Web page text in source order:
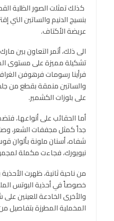
كذلك تمثلت الصور الظلية
بنسيج الدنيم والساتين التي
عريضة الأكتاف.
الى ذلك، أثمر التعاون بين
تشكيلة مميزة على مستوى
فرأينا رسومات فرهوفن
والساتين منمقة بقطع من
على بلوزات الكشمير.
أما الحقائب على أنواعها،
جداً كمثل مجففات الشعر،
شفاه، أسنان ملونة بألوان
نيويورك، فجاءت مكملة
خصوصاً في أحذية البوتس
والأخرى الخادعة للعينين
المخملية المطرزة بتفاصيل